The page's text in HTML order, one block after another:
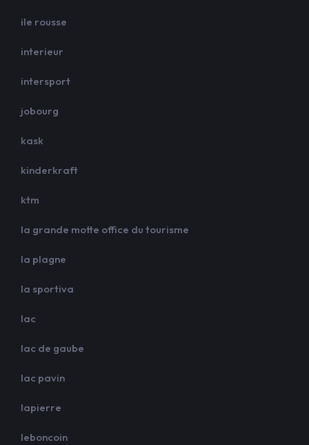
ile rousse
interieur
intersport
jobourg
kask
kinderkraft
ktm
la grande motte office du tourisme
la plagne
la sportiva
lac
lac de gaube
lac pavin
lapierre
leboncoin